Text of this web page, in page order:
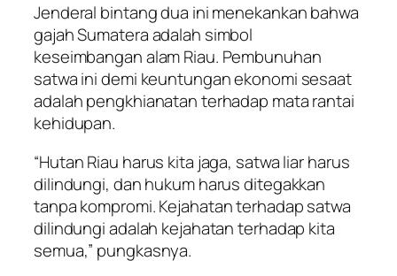
Jenderal bintang dua ini menekankan bahwa
gajah Sumatera adalah simbol
keseimbangan alam Riau. Pembunuhan
satwa ini demi keuntungan ekonomi sesaat
adalah pengkhianatan terhadap mata rantai
kehidupan.
“Hutan Riau harus kita jaga, satwa liar harus
dilindungi, dan hukum harus ditegakkan
tanpa kompromi. Kejahatan terhadap satwa
dilindungi adalah kejahatan terhadap kita
semua,” pungkasnya.